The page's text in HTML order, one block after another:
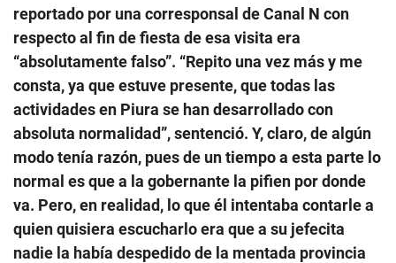
reportado por una corresponsal de Canal N con
respecto al fin de fiesta de esa visita era
“absolutamente falso”. “Repito una vez más y me
consta, ya que estuve presente, que todas las
actividades en Piura se han desarrollado con
absoluta normalidad”, sentenció. Y, claro, de algún
modo tenía razón, pues de un tiempo a esta parte lo
normal es que a la gobernante la pifien por donde
va. Pero, en realidad, lo que él intentaba contarle a
quien quisiera escucharlo era que a su jefecita
nadie la había despedido de la mentada provincia